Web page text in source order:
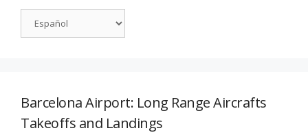
Barcelona Airport: Long Range Aircrafts
Takeoffs and Landings